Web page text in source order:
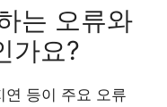
는 오류와
가요?
연 등이 주요 오류